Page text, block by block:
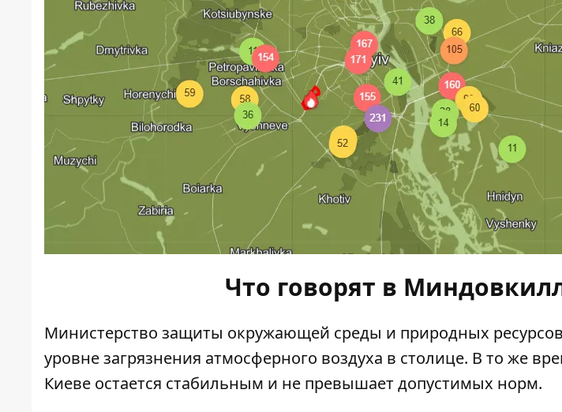
Что говорят в
Министерство защиты окружающей среды и природных
уровне загрязнения атмосферного воздуха в столице. В то же
Киеве остается стабильным и не превышает допустимых норм.